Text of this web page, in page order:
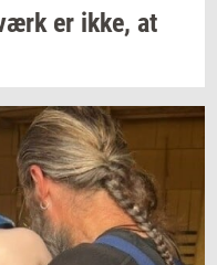
er ikke, at